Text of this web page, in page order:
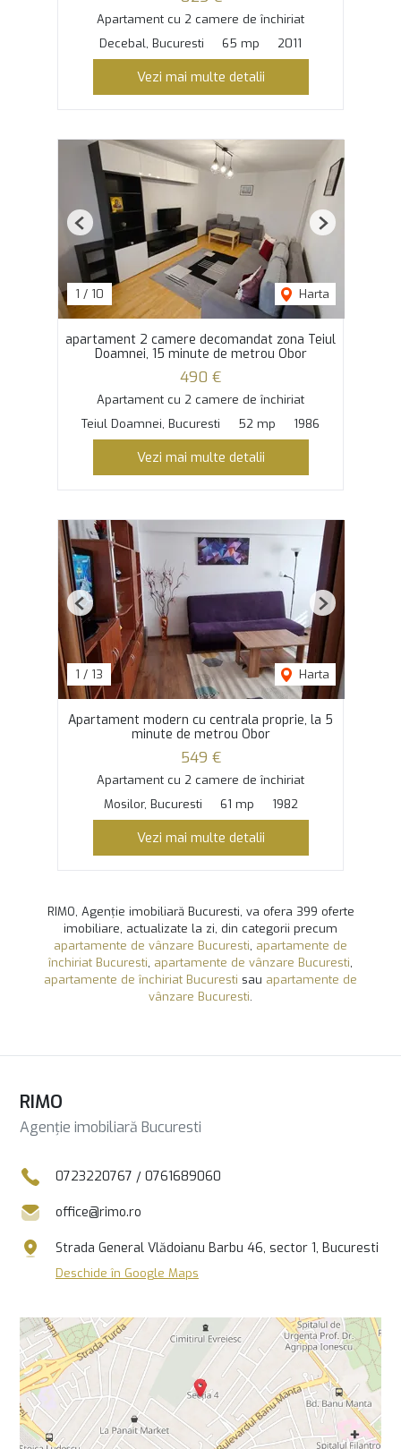
Apartament cu 2 camere de închiriat
Decebal, Bucuresti
65 mp 2011
Vezi mai multe detalii
1 / 10 Harta
Previous Next
apartament 2 camere decomandat zona Teiul
Doamnei, 15 minute de metrou Obor
490 €
Apartament cu 2 camere de închiriat
Teiul Doamnei, Bucuresti
52 mp 1986
Vezi mai multe detalii
1 / 13 Harta
Previous Next
Apartament modern cu centrala proprie, la 5
minute de metrou Obor
549 €
Apartament cu 2 camere de închiriat
Mosilor, Bucuresti
61 mp 1982
Vezi mai multe detalii
RIMO, Agenție imobiliară Bucuresti, va ofera 399 oferte
imobiliare, actualizate la zi, din categorii precum
apartamente de vânzare Bucuresti, apartamente de
închiriat Bucuresti, apartamente de vânzare Bucuresti,
apartamente de închiriat Bucuresti sau apartamente de
vânzare Bucuresti.
RIMO
Agenție imobiliară Bucuresti
0723220767 / 0761689060
office@rimo.ro
Strada General Vlădoianu Barbu 46, sector 1, Bucuresti
Deschide în Google Maps